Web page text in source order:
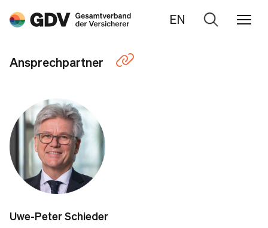
EN
Zur
Ansprechpartner
Uwe-Peter Schieder